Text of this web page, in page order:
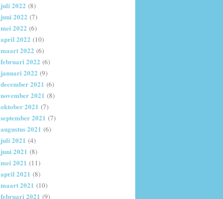
juli 2022 (8)
juni 2022 (7)
mei 2022 (6)
april 2022 (10)
maart 2022 (6)
februari 2022 (6)
januari 2022 (9)
december 2021 (6)
november 2021 (8)
oktober 2021 (7)
september 2021 (7)
augustus 2021 (6)
juli 2021 (4)
juni 2021 (8)
mei 2021 (11)
april 2021 (8)
maart 2021 (10)
februari 2021 (9)